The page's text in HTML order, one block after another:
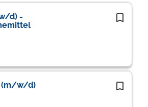
d) -
(m/w/d)